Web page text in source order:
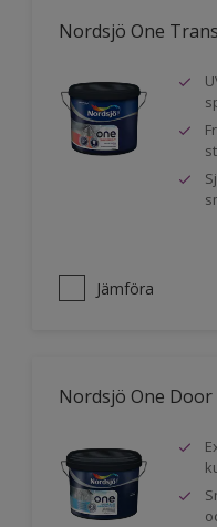
Nordsjö One
Jämföra
Nordsjö One Door